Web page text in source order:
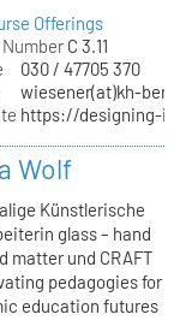
Offerings
NumberC 3.11
030 / 47705 370
wiesener(at)kh-
https://designing-
Wolf
Künstlerische
glass – hand
matter und CRAFT
pedagogies for
education futures